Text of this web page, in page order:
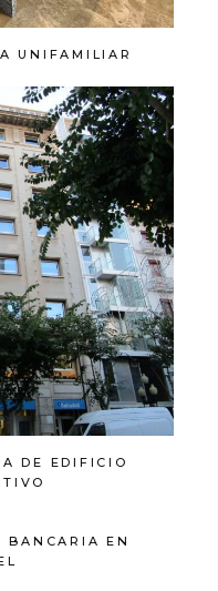
UNIFAMILIAR
DE EDIFICIO
BANCARIA EN